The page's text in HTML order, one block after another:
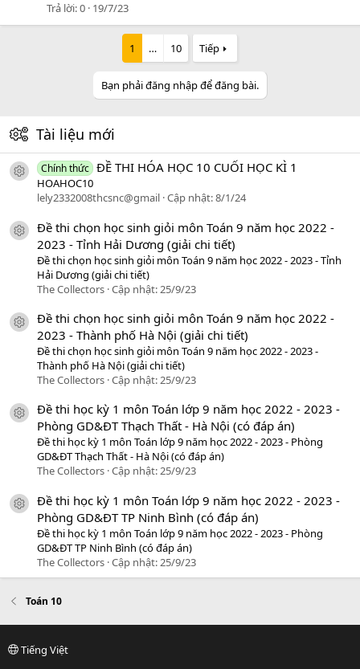
Trả lời 0 19/7/23
1 … 10 Tiếp
Bạn phải đăng nhập để đăng bài.
Tài liệu mới
icon tài liệu
Chính thức ĐỀ THI HÓA HỌC 10 CUỐI HỌC KÌ 1
HOAHOC10
lely2332008thcsnc@gmail Cập nhật:8/1/24
icon tài liệu
Đề thi chọn học sinh giỏi môn Toán 9 năm học 2022 -
2023 - Tỉnh Hải Dương (giải chi tiết)
Đề thi chọn học sinh giỏi môn Toán 9 năm học 2022 - 2023 - Tỉnh
Hải Dương (giải chi tiết)
The Collectors Cập nhật:25/9/23
icon tài liệu
Đề thi chọn học sinh giỏi môn Toán 9 năm học 2022 -
2023 - Thành phố Hà Nội (giải chi tiết)
Đề thi chọn học sinh giỏi môn Toán 9 năm học 2022 - 2023 -
Thành phố Hà Nội (giải chi tiết)
The Collectors Cập nhật:25/9/23
icon tài liệu
Đề thi học kỳ 1 môn Toán lớp 9 năm học 2022 - 2023 -
Phòng GD&ĐT Thạch Thất - Hà Nội (có đáp án)
Đề thi học kỳ 1 môn Toán lớp 9 năm học 2022 - 2023 - Phòng
GD&ĐT Thạch Thất - Hà Nội (có đáp án)
The Collectors Cập nhật:25/9/23
icon tài liệu
Đề thi học kỳ 1 môn Toán lớp 9 năm học 2022 - 2023 -
Phòng GD&ĐT TP Ninh Bình (có đáp án)
Đề thi học kỳ 1 môn Toán lớp 9 năm học 2022 - 2023 - Phòng
GD&ĐT TP Ninh Bình (có đáp án)
The Collectors Cập nhật: 25/9/23
Toán 10
Tiếng Việt